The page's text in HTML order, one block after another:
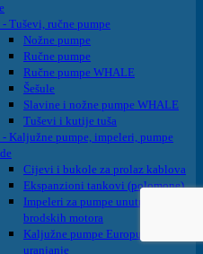
- Tuševi, ručne pumpe
Nožne pumpe
Ručne pumpe
Ručne pumpe WHALE
Šešule
Slavine i nožne pumpe WHALE
Tuševi i kutije tuša
- Kaljužne pumpe, impeleri, pumpe
Cijevi i bukole za prolaz kablova
Ekspanzioni tankovi (polomone)
Impeleri za pumpe unutrašnjih
brodskih motora
Kaljužne pumpe Europump na
uranjanje